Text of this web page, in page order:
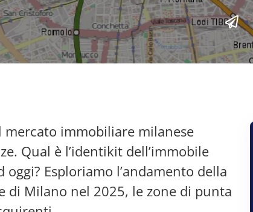
immobiliare milanese
Qual è l’identikit dell’immobile
Esploriamo l’andamento della
di Milano nel 2025, le zone di punta